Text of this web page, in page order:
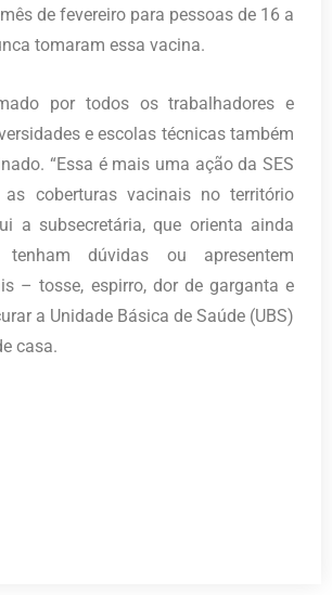
de fevereiro para pessoas de 16 a
tomaram essa vacina.
por todos os trabalhadores e
e escolas técnicas também
“Essa é mais uma ação da SES
as coberturas vacinais no território
a subsecretária, que orienta ainda
tenham dúvidas ou apresentem
– tosse, espirro, dor de garganta e
a Unidade Básica de Saúde (UBS)
casa.